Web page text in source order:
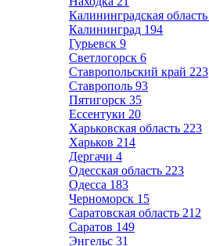
Калининградская область
Калининград 194
Гурьевск 9
Светлогорск 6
Ставропольский край 223
Ставрополь 93
Пятигорск 35
Ессентуки 20
Харьковская область 223
Харьков 214
Дергачи 4
Одесская область 223
Одесса 183
Черноморск 15
Саратовская область 212
Саратов 149
Энгельс 31